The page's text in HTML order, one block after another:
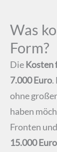
Was
Form?
DieKosten
7.000 Euro.
ohne
haben
Fronten
15.000 Euro